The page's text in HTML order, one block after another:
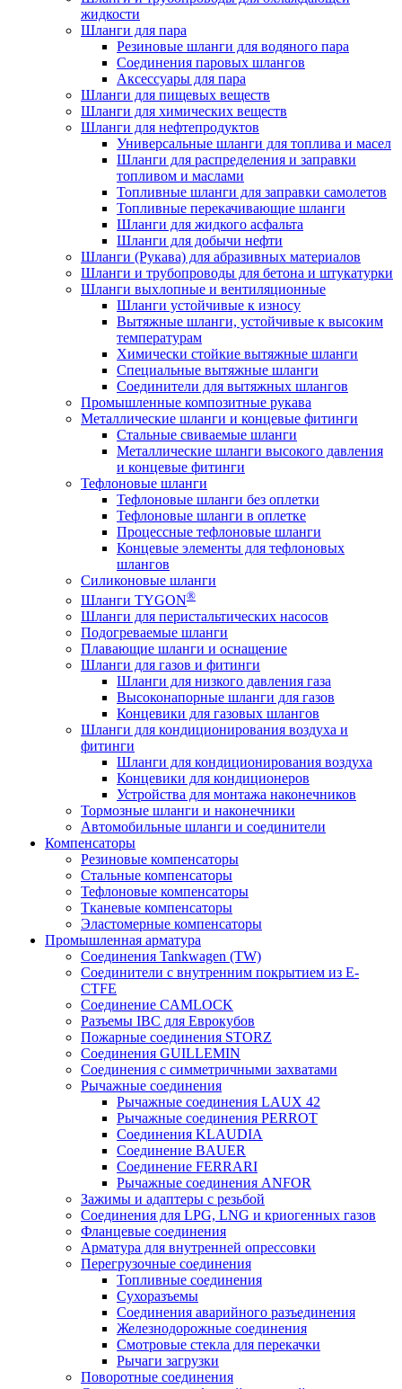
жидкости
Шланги для пара
Резиновые шланги для водяного пара
Cоединения паровых шлангов
Аксессуары для пара
Шланги для пищевых веществ
Шланги для химических веществ
Шланги для нефтепродуктов
Универсальные шланги для топлива и масел
Шланги для распределения и заправки
топливом и маслами
Топливные шланги для заправки самолетов
Топливные перекачивающие шланги
Шланги для жидкого асфальта
Шланги для добычи нефти
Шланги (Рукава) для абразивных материалов
Шланги и трубопроводы для бетона и штукатурки
Шланги выхлопные и вентиляционные
Шланги устойчивые к износу
Вытяжные шланги, устойчивые к высоким
температурам
Химически стойкие вытяжные шланги
Специальные вытяжные шланги
Соединители для вытяжных шлангов
Промышленные композитные рукава
Металлические шланги и концевые фитинги
Стальные свиваемые шланги
Металлические шланги высокого давления
и концевые фитинги
Тефлоновые шланги
Тефлоновые шланги без оплетки
Тефлоновые шланги в оплетке
Процессные тефлоновые шланги
Концевые элементы для тефлоновых
шлангов
Силиконовые шланги
Шланги TYGON®
Шланги для перистальтических насосов
Подогреваемые шланги
Плавающие шланги и оснащение
Шланги для газов и фитинги
Шланги для низкого давления газа
Высоконапорные шланги для газов
Концевики для газовых шлангов
Шланги для кондиционирования воздуха и
фитинги
Шланги для кондиционирования воздуха
Концевики для кондиционеров
Устройства для монтажа наконечников
Тормозные шланги и наконечники
Автомобильные шланги и соединители
Компенсаторы
Резиновые компенсаторы
Стальные компенсаторы
Тефлоновые компенсаторы
Тканевые компенсаторы
Эластомерные компенсаторы
Промышленная арматура
Соединения Tankwagen (TW)
Соединители с внутренним покрытием из E-
CTFE
Соединение CAMLOCK
Разъемы IBC для Еврокубов
Пожарные соединения STORZ
Соединения GUILLEMIN
Соединения с симметричными захватами
Рычажные соединения
Рычажные соединения LAUX 42
Рычажные соединения PERROT
Соединения KLAUDIA
Соединение BAUER
Соединение FERRARI
Рычажные соединения ANFOR
Зажимы и адаптеры с резьбой
Соединения для LPG, LNG и криогенных газов
Фланцевые соединения
Арматура для внутренней опрессовки
Перегрузочные соединения
Топливные соединения
Сухоразъемы
Соединения аварийного разъединения
Железнодорожные соединения
Смотровые стекла для перекачки
Рычаги загрузки
Поворотные соединения